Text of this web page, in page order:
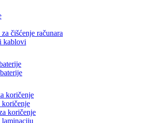
za čišćenje računara
kablovi
koričenje
koričenje
koričenje
laminaciju